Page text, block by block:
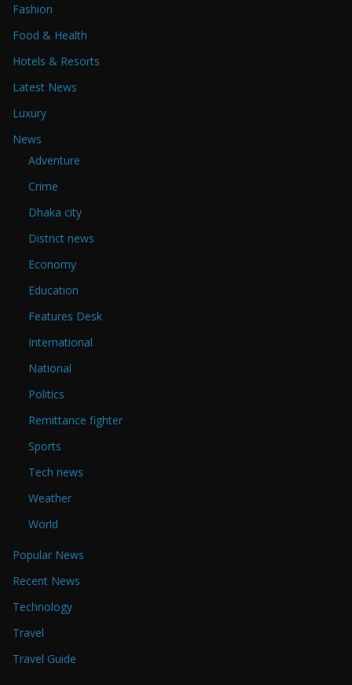
Fashion
Food & Health
Hotels & Resorts
Latest News
Luxury
News
Adventure
Crime
Dhaka city
District news
Economy
Education
Features Desk
International
National
Politics
Remittance fighter
Sports
Tech news
Weather
World
Popular News
Recent News
Technology
Travel
Travel Guide